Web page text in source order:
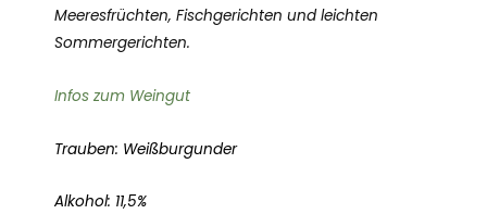
Meeresfrüchten, Fischgerichten und leichten
Sommergerichten.
Infos zum Weingut
Trauben: Weißburgunder
Alkohol: 11,5%